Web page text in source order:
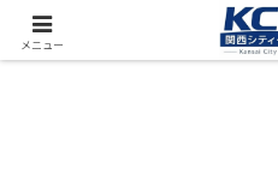
都市再開発をフィールド調査
メニュー